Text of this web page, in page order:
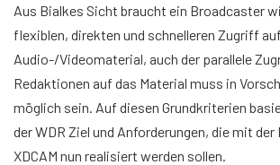
Aus Bialkes Sicht braucht ein Broadcaster
flexiblen, direkten und schnelleren Zugriff
Audio-/Videomaterial, auch der parallele
Redaktionen auf das Material muss in
möglich sein. Auf diesen Grundkriterien
der WDR Ziel und Anforderungen, die mit
XDCAM nun realisiert werden sollen.